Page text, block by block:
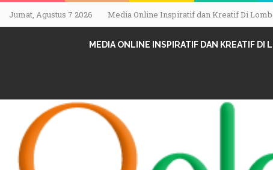
Jumat, Agustus 7 2026 Media Online Inspiratif dan Kreatif Di
MEDIA ONLINE INSPIRATIF DAN KREATIF DI